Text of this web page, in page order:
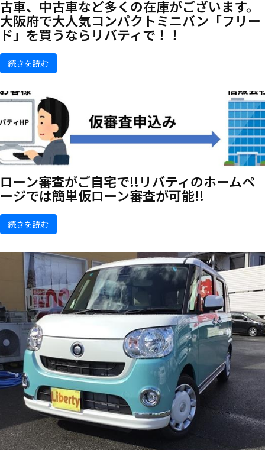
古車、中古車など多くの在庫がございます。
大阪府で大人気コンパクトミニバン「フリー
ド」を買うならリバティで！！
続きを読む
ローン審査がご自宅で!!リバティのホームペ
ージでは簡単仮ローン審査が可能!!
続きを読む